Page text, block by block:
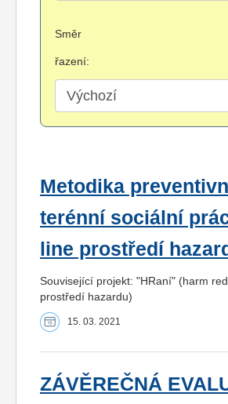
Směr
řazení:
Metodika
terénní sociální
line prostředí
Související projekt: "HRaní" (harm
prostředí hazardu)
15. 03. 2021
ZÁVĚREČNÁ